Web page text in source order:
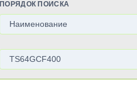
ПОРЯДОК ПОИСКА